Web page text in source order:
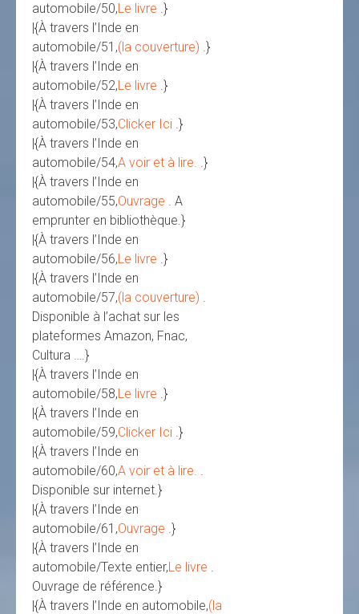
automobile/50,Le livre .}
|{À travers l’Inde en
automobile/51,(la couverture) .}
|{À travers l’Inde en
automobile/52,Le livre .}
|{À travers l’Inde en
automobile/53,Clicker Ici .}
|{À travers l’Inde en
automobile/54,A voir et à lire. .}
|{À travers l’Inde en
automobile/55,Ouvrage . A
emprunter en bibliothèque.}
|{À travers l’Inde en
automobile/56,Le livre .}
|{À travers l’Inde en
automobile/57,(la couverture) .
Disponible à l’achat sur les
plateformes Amazon, Fnac,
Cultura ….}
|{À travers l’Inde en
automobile/58,Le livre .}
|{À travers l’Inde en
automobile/59,Clicker Ici .}
|{À travers l’Inde en
automobile/60,A voir et à lire. .
Disponible sur internet.}
|{À travers l’Inde en
automobile/61,Ouvrage .}
|{À travers l’Inde en
automobile/Texte entier,Le livre .
Ouvrage de référence.}
|{À travers l’Inde en automobile,(la